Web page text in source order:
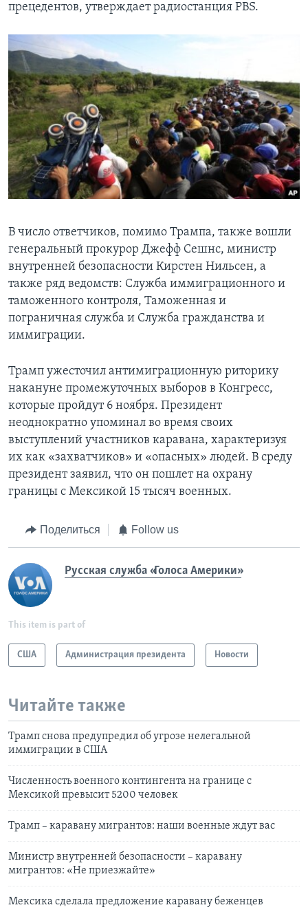
прецедентов, утверждает радиостанция PBS.
В число ответчиков, помимо Трампа, также вошли
генеральный прокурор Джефф Сешнс, министр
внутренней безопасности Кирстен Нильсен, а
также ряд ведомств: Служба иммиграционного и
таможенного контроля, Таможенная и
пограничная служба и Служба гражданства и
иммиграции.
Трамп ужесточил антимиграционную риторику
накануне промежуточных выборов в Конгресс,
которые пройдут 6 ноября. Президент
неоднократно упоминал во время своих
выступлений участников каравана, характеризуя
их как «захватчиков» и «опасных» людей. В среду
президент заявил, что он пошлет на охрану
границы с Мексикой 15 тысяч военных.
Поделиться Follow us
Русская служба «Голоса Америки»
This item is part of
США Администрация президента Новости
Читайте также
Трамп снова предупредил об угрозе нелегальной
иммиграции в США
Численность военного контингента на границе с
Мексикой превысит 5200 человек
Трамп – каравану мигрантов: наши военные ждут вас
Министр внутренней безопасности – каравану
мигрантов: «Не приезжайте»
Мексика сделала предложение каравану беженцев